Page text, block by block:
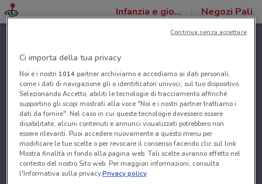
Infanzia e giochi Negozi Pali
Ci importa della tua privacy
Noi e i nostri 1014partner archiviamo e accediamo ai dati personali,
come i dati di navigazione gli o identificatori univoci, sul tuo dispositivo.
Selezionando Accetto, abiliti le tecnologie di tracciamento affinché
supportino gli scopi mostrati alla voce "Noi e i nostri partner trattiamo i
dati da fornire". Nel caso in cui queste tecnologie dovessero essere
disabilitate, alcuni contenuti e annunci visualizzati potrebbero non
essere rilevanti. Puoi accedere nuovamente a questo menu per
modificare le tue scelte o per revocare il consenso facendo clic sul link
Mostra finalità in fondo alla pagina web. Tali scelte avranno effetto nel
contesto del nostro Sito web. Per maggiori informazioni, consulta
l'Informativa sulla privacy.Privacy policy
Continua senza accettare